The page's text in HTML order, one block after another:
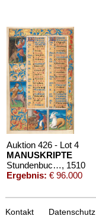
Auktion 426 - Lot 4
MANUSKRIPTE
Stundenbuch um 1500. Manuskript auf Pergament., 1510
Ergebnis: € 96.000
Kontakt Datenschutz